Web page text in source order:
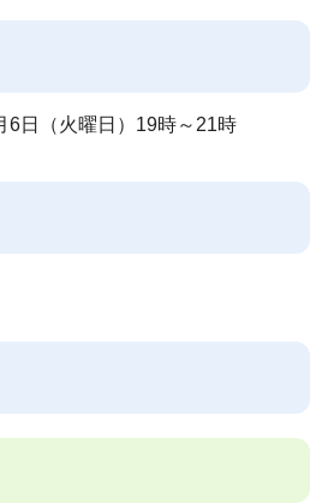
6日（火曜日）19時～21時